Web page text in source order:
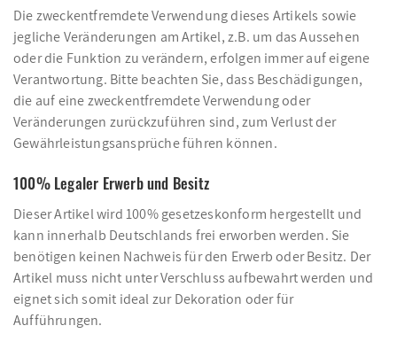
Die zweckentfremdete Verwendung dieses Artikels sowie
jegliche Veränderungen am Artikel, z.B. um das Aussehen
oder die Funktion zu verändern, erfolgen immer auf eigene
Verantwortung. Bitte beachten Sie, dass Beschädigungen,
die auf eine zweckentfremdete Verwendung oder
Veränderungen zurückzuführen sind, zum Verlust der
Gewährleistungsansprüche führen können.
100% Legaler Erwerb und Besitz
Dieser Artikel wird 100% gesetzeskonform hergestellt und
kann innerhalb Deutschlands frei erworben werden. Sie
benötigen keinen Nachweis für den Erwerb oder Besitz. Der
Artikel muss nicht unter Verschluss aufbewahrt werden und
eignet sich somit ideal zur Dekoration oder für
Aufführungen.